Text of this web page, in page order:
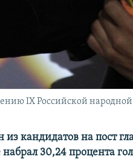
IX Российской
кандидатов на пост
набрал 30,24 процента